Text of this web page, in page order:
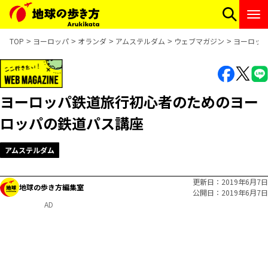
TOP ヨーロッパ オランダ アムステルダム ウェブマガジン ヨーロッ
ヨーロッパ鉄道旅行初心者のためのヨー
ロッパの鉄道パス講座
アムステルダム
地球の歩き方編集室
更新日
2019年6月7日
公開日
2019年6月7日
AD